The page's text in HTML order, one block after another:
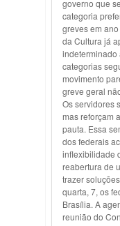
governo que
categoria
greves em
da Cultura já
indeterminado
categorias
movimento
greve geral
Os servidores
mas reforçam
pauta. Essa
dos federais
inflexibilidade
reabertura de
trazer
quarta, 7, os
Brasília. A
reunião do